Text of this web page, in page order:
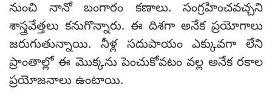
నుంచి నానో బంగారం కణాలు. సంగ్రహించవచ్చని
శాస్త్రవేత్తలు కనుగొన్నారు. ఈ దిశగా అనేక ప్రయోగాలు
జరుగుతున్నాయి. నీళ్ల సదుపాయం ఎక్కువగా లేని
ప్రాంతాల్లో ఈ మొక్కను పెంచుకోవటం వల్ల అనేక రకాల
ప్రయోజనాలు ఉంటాయి.